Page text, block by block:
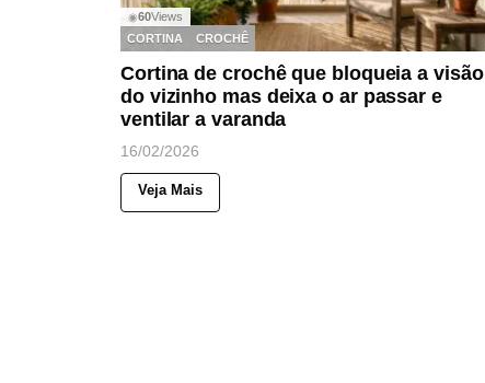
◉60Views
CORTINA
CROCHÊ
Cortina de crochê que bloqueia a visão
do vizinho mas deixa o ar passar e
ventilar a varanda
16/02/2026
Veja Mais